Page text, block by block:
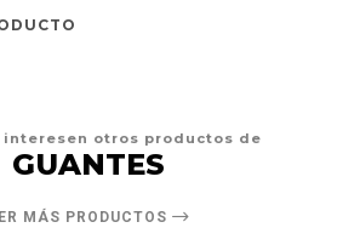
interesen otros productos de
GUANTES
MÁS PRODUCTOS